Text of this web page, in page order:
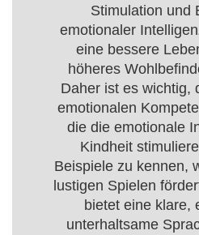
Stimulation und
emotionaler
eine bessere
höheres
Daher ist es wichtig,
emotionalen
die die emotionale
Kindheit
Beispiele zu kennen,
lustigen Spielen
bietet eine klare,
unterhaltsame